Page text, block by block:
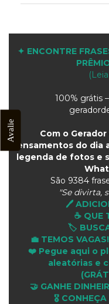
✦ ENCONTRE
100% grátis
Com o
pensamentos do dia
legenda de fotos e
São 9384
"Se divirta,
🖊️
☕ QUE
🏷️
💼 TEMOS
❤️ Pegue aqui o
aleatórias e
🤝 GANHE
🎖
Avalie